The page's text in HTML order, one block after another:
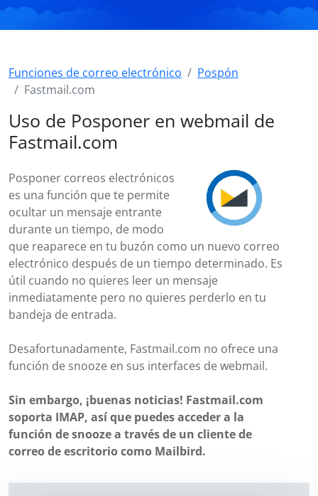
Funciones de correo electrónico
Pospón
Fastmail.com
Uso de Posponer en webmail de
Fastmail.com
Posponer correos electrónicos
es una función que te permite
ocultar un mensaje entrante
durante un tiempo, de modo
que reaparece en tu buzón como un nuevo correo
electrónico después de un tiempo determinado. Es
útil cuando no quieres leer un mensaje
inmediatamente pero no quieres perderlo en tu
bandeja de entrada.
Desafortunadamente, Fastmail.com no ofrece una
función de snooze en sus interfaces de webmail.
Sin embargo, ¡buenas noticias! Fastmail.com
soporta IMAP, así que puedes acceder a la
función de snooze a través de un cliente de
correo de escritorio como Mailbird.